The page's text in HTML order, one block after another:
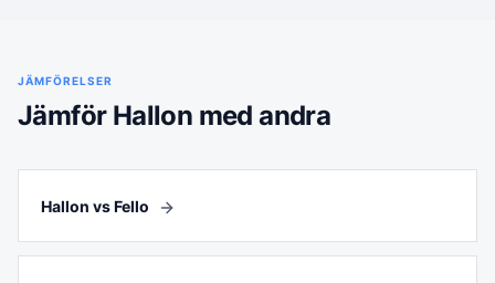
JÄMFÖRELSER
Jämför Hallon med andra
Hallon vs Fello